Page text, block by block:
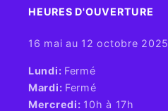
HEURES D'OUVERTURE​
16 mai au 12 octobre 2025
​Lundi: Fermé
Mardi: Fermé
Mercredi: 10h à 17h